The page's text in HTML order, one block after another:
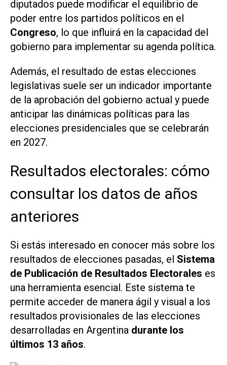
diputados puede modificar el equilibrio de
poder entre los partidos políticos en el
Congreso, lo que influirá en la capacidad del
gobierno para implementar su agenda política.
Además, el resultado de estas elecciones
legislativas suele ser un indicador importante
de la aprobación del gobierno actual y puede
anticipar las dinámicas políticas para las
elecciones presidenciales que se celebrarán
en 2027.
Resultados electorales: cómo
consultar los datos de años
anteriores
Si estás interesado en conocer más sobre los
resultados de elecciones pasadas, el Sistema
de Publicación de Resultados Electorales es
una herramienta esencial. Este sistema te
permite acceder de manera ágil y visual a los
resultados provisionales de las elecciones
desarrolladas en Argentina durante los
últimos 13 años.